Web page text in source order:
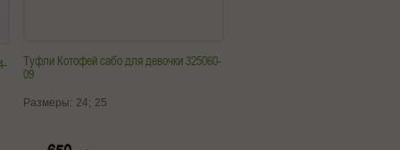
Туфли Котофей сабо для девочки 325060-
09
Размеры: 24; 25